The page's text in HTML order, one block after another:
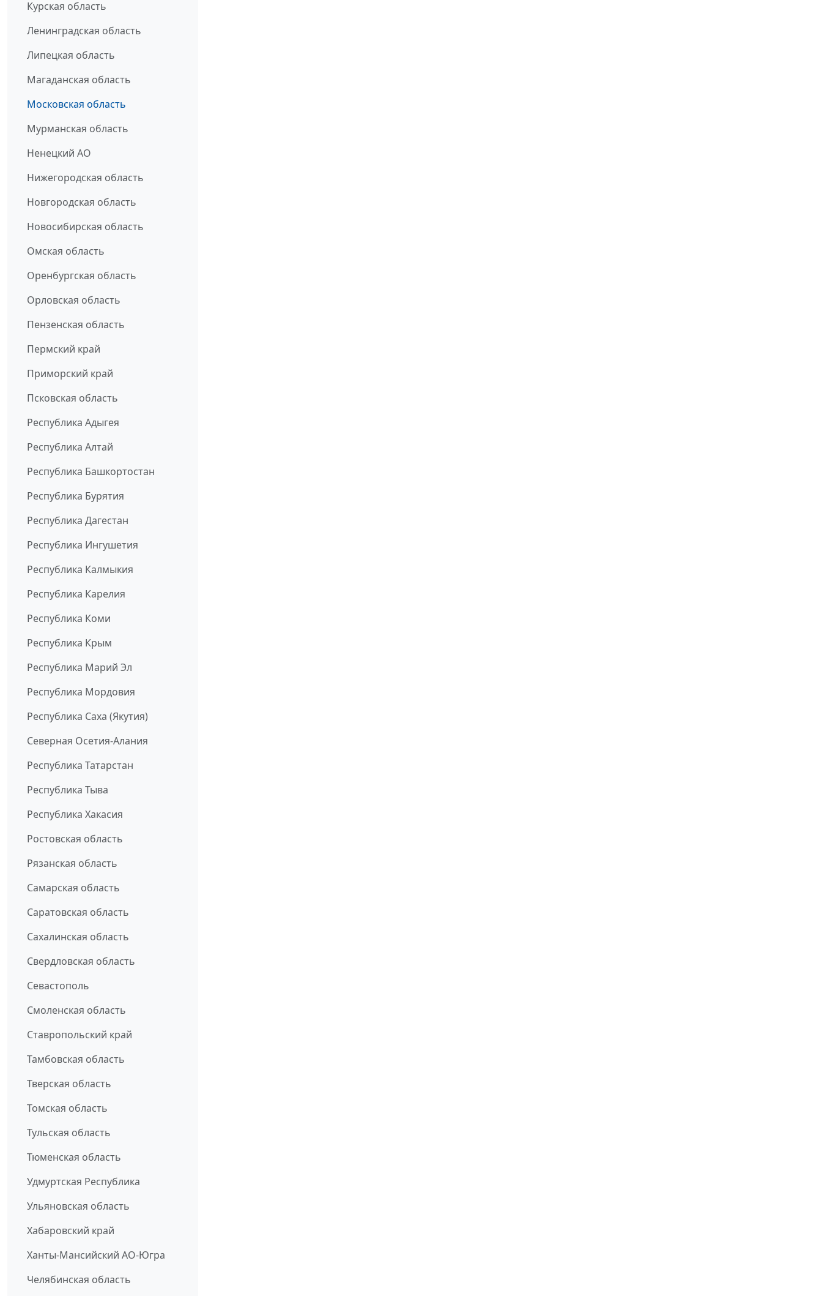
Курская область
Ленинградская область
Липецкая область
Магаданская область
Московская область
Мурманская область
Ненецкий АО
Нижегородская область
Новгородская область
Новосибирская область
Омская область
Оренбургская область
Орловская область
Пензенская область
Пермский край
Приморский край
Псковская область
Республика Адыгея
Республика Алтай
Республика Башкортостан
Республика Бурятия
Республика Дагестан
Республика Ингушетия
Республика Калмыкия
Республика Карелия
Республика Коми
Республика Крым
Республика Марий Эл
Республика Мордовия
Республика Саха (Якутия)
Северная Осетия-Алания
Республика Татарстан
Республика Тыва
Республика Хакасия
Ростовская область
Рязанская область
Самарская область
Саратовская область
Сахалинская область
Свердловская область
Севастополь
Смоленская область
Ставропольский край
Тамбовская область
Тверская область
Томская область
Тульская область
Тюменская область
Удмуртская Республика
Ульяновская область
Хабаровский край
Ханты-Мансийский АО-Югра
Челябинская область